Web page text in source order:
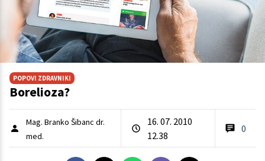
POPOVI ZDRAVNIKI
Borelioza?
Mag. Branko Šibanc dr.
med.
16. 07. 2010
12.38
0